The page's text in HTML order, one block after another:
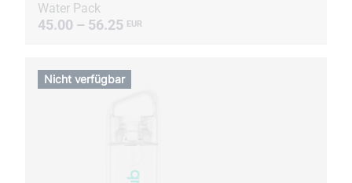
Water Pack
45.00 – 56.25 EUR
Nicht verfügbar